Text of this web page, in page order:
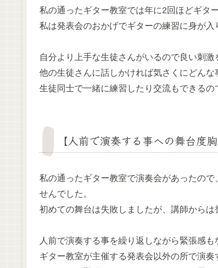
私の通ったギター教室では年に2回ほどギタ
私は発表会のおかげでギターの練習に身が入
自分より上手な生徒さんがいるので良い刺
他の生徒さんに話しかければ気さくにどん
生徒同士で一緒に練習したり交流もできる
【人前で演奏する事への舞台度
私の通ったギター教室で演奏会があったの
せんでした。
初めての舞台は失敗しましたが、講師から
人前で演奏する事を繰り返しながら緊張感
ギター教室が主催する発表会以外の所で演